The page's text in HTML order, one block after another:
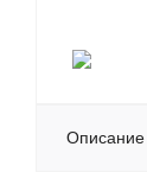
Описание